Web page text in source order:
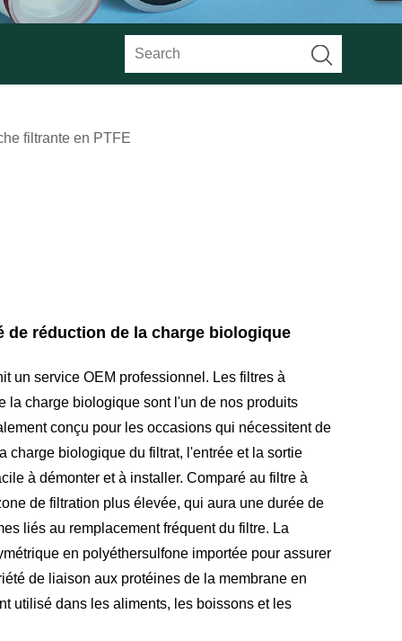
filtrante en PTFE
de réduction de la charge biologique
un service OEM professionnel. Les filtres à
la charge biologique sont l'un de nos produits
conçu pour les occasions qui nécessitent de
charge biologique du filtrat, l'entrée et la sortie
à démonter et à installer. Comparé au filtre à
de filtration plus élevée, qui aura une durée de
liés au remplacement fréquent du filtre. La
en polyéthersulfone importée pour assurer
de liaison aux protéines de la membrane en
utilisé dans les aliments, les boissons et les